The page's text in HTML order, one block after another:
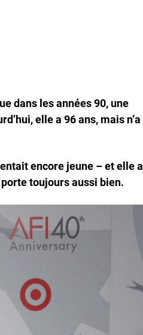
dans les années 90, une
elle a 96 ans, mais n’a
encore jeune – et elle a
toujours aussi bien.